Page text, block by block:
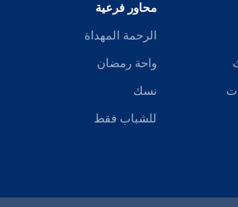
محاور فرعية
الرحمة المهداة
واحة رمضان
نسك
للشباب فقط